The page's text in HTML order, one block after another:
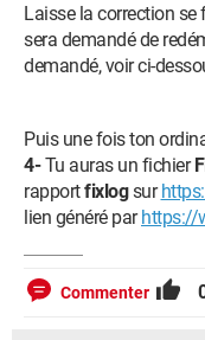
Laisse la correction se
sera demandé de
demandé, voir ci-
Puis une fois ton
4-Tu auras un fichier
rapportfixlogsur
lien généré parhttps://
Commenter